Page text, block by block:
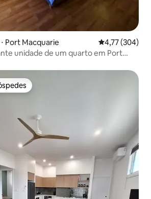
Port Macquarie 4,77 de uma
4,77 (304)
unidade de um quarto em Port
dos hóspedes